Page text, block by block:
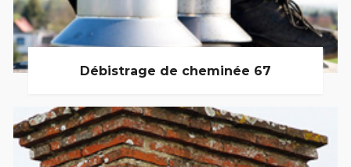
Débistrage de cheminée 67